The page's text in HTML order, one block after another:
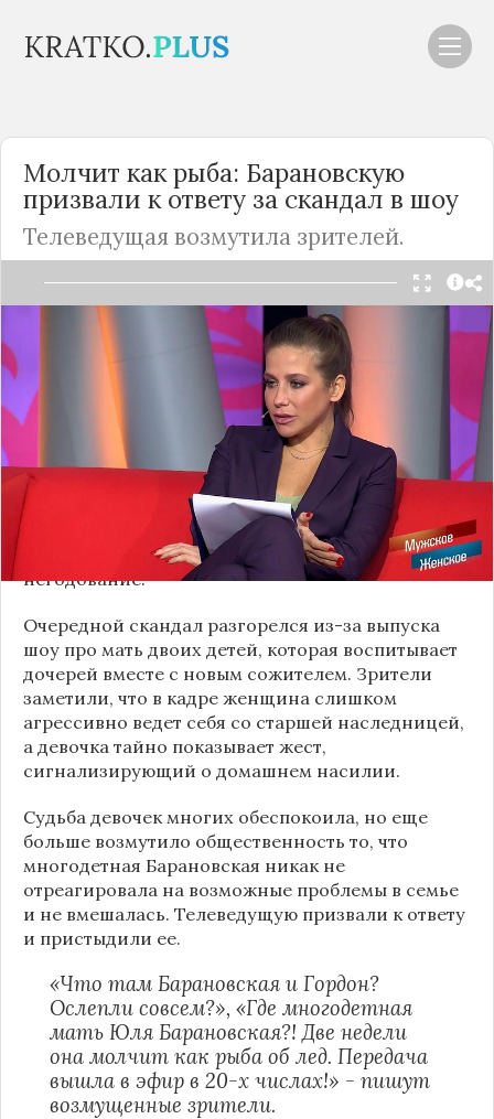
Молчит как рыба: Барановскую
призвали к ответу за скандал в шоу
Телеведущая возмутила зрителей.
Читать в Telegram
Юлия Барановская вот уже седьмой год является
ведущей шоу "Мужское/Женское" на Первом
канале. Вместе с Александром Гордоном она
разбирает различные житейские ситуации и
конфликты, комментирует их и помогает
разрешить. Однако нередко бывшая жена Андрея
Аршавина реагирует не так, как этого ожидает
публика, чем провоцирует всеобщее
негодование.
Очередной скандал разгорелся из-за выпуска
шоу про мать двоих детей, которая воспитывает
дочерей вместе с новым сожителем. Зрители
заметили, что в кадре женщина слишком
агрессивно ведет себя со старшей наследницей,
а девочка тайно показывает жест,
сигнализирующий о домашнем насилии.
Судьба девочек многих обеспокоила, но еще
больше возмутило общественность то, что
многодетная Барановская никак не
отреагировала на возможные проблемы в семье
и не вмешалась. Телеведущую призвали к ответу
и пристыдили ее.
«Что там Барановская и Гордон?
Ослепли совсем?», «Где многодетная
мать Юля Барановская?! Две недели
она молчит как рыба об лед. Передача
вышла в эфир в 20-х числах!» - пишут
возмущенные зрители.